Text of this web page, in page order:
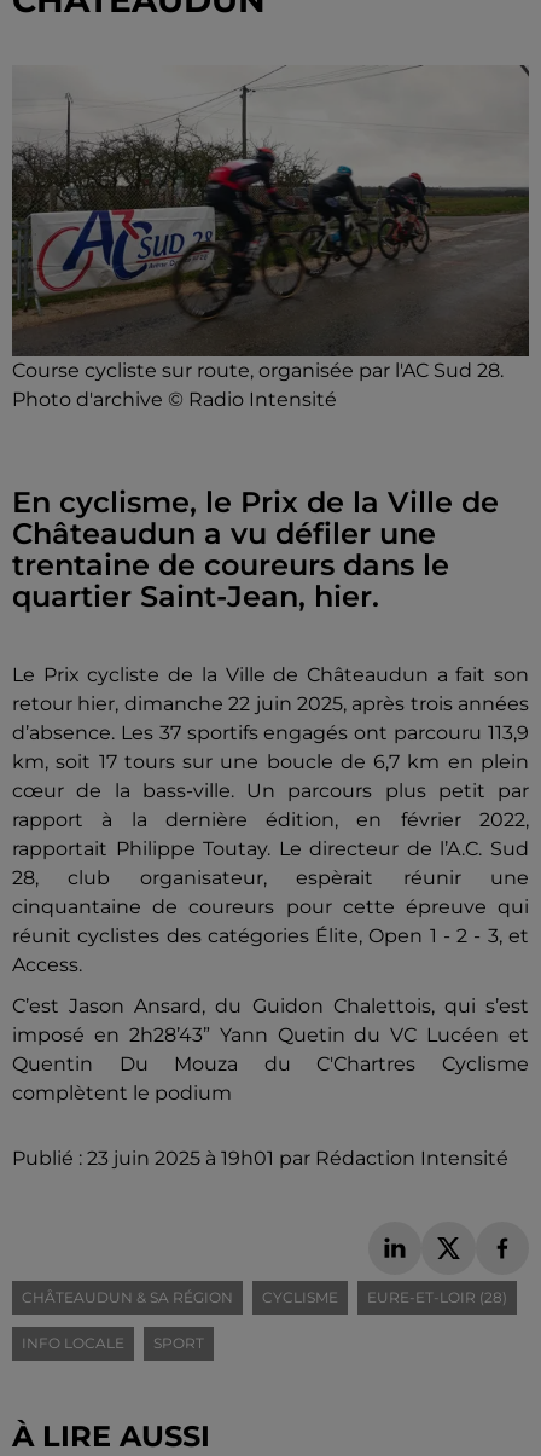
Course cycliste sur route, organisée par l'AC Sud 28.
Photo d'archive © Radio Intensité
En cyclisme, le Prix de la Ville de
Châteaudun a vu défiler une
trentaine de coureurs dans le
quartier Saint-Jean, hier.
Le Prix cycliste de la Ville de Châteaudun a fait son
retour hier, dimanche 22 juin 2025, après trois années
d’absence. Les 37 sportifs engagés ont parcouru 113,9
km, soit 17 tours sur une boucle de 6,7 km en plein
cœur de la bass-ville. Un parcours plus petit par
rapport à la dernière édition, en février 2022,
rapportait Philippe Toutay. Le directeur de l’A.C. Sud
28, club organisateur, espèrait réunir une
cinquantaine de coureurs pour cette épreuve qui
réunit cyclistes des catégories Élite, Open 1 - 2 - 3, et
Access.
C’est Jason Ansard, du Guidon Chalettois, qui s’est
imposé en 2h28’43” Yann Quetin du VC Lucéen et
Quentin Du Mouza du C'Chartres Cyclisme
complètent le podium
Publié : 23 juin 2025 à 19h01 par Rédaction Intensité
CHÂTEAUDUN & SA RÉGION CYCLISME EURE-ET-LOIR (28)
INFO LOCALE SPORT
À LIRE AUSSI